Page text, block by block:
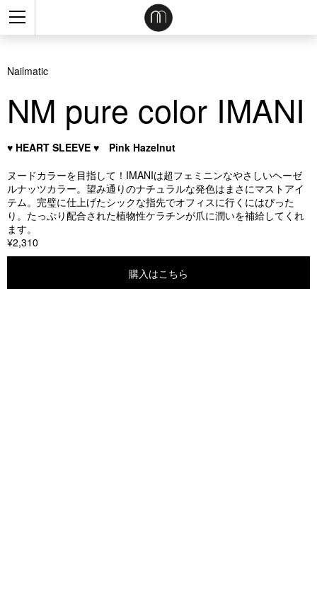
Nailmatic
NM pure color IMANI
♥ HEART SLEEVE ♥ Pink Hazelnut
ヌードカラーを目指して！IMANIは超フェミニンなやさしいヘーゼ
ルナッツカラー。望み通りのナチュラルな発色はまさにマストアイ
テム。完璧に仕上げたシックな指先でオフィスに行くにはぴった
り。たっぷり配合された植物性ケラチンが爪に潤いを補給してくれ
ます。
¥2,310
購入はこちら